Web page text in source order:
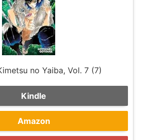
no Yaiba, Vol. 7 (7)
Kindle
Amazon